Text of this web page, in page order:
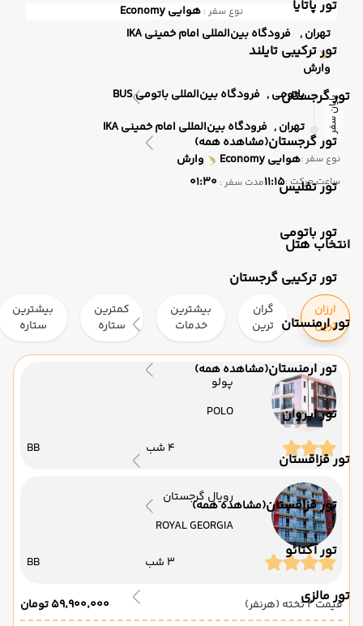
تور پاتایا
تور ترکیبی تایلند
تور گرجستان
تور گرجستان(مشاهده همه)
تور تفلیس
تور باتومی
تور ترکیبی گرجستان
تور ارمنستان
تور ارمنستان(مشاهده همه)
تور ایروان
تور قزاقستان
تور قزاقستان(مشاهده همه)
تور آکتائو
تور مالزی
نوع سفر : هوایی
تهران , فرودگاه بین‌المللی امام خمینی IKA
وارش
پایان سفر باتومی , فرودگاه بین‌المللی باتومی BUS
تهران , فرودگاه بین‌المللی امام خمینی IKA
نوع سفر :هوایی وارش
ساعت حرکت :11:15مدت سفر : 01:30
انتخاب هتل
ارزان
ترین
گران
ترین
بیشترین
خدمات
کمترین
ستاره
بیشترین
ستاره
پولو
POLO
4 شب BB
رویال گرجستان
ROYAL GEORGIA
3 شب BB
قیمت 2 تخته (هرنفر)
۵۹٬۹۰۰٬۰۰۰ تومان